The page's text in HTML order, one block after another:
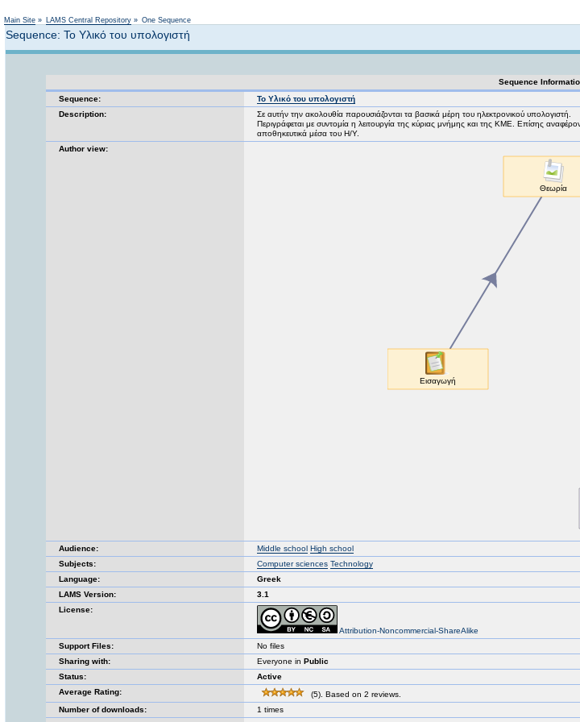
Main Site » LAMS Central Repository » One Sequence
Sequence: Το Υλικό του υπολογιστή
Sequence
Sequence:
Το Υλικό του υπολογιστή
Description:
Σε αυτήν την ακολουθία παρουσιάζονται τα βασικά μέρη του ηλεκτρονικού υπολογιστή.
Περιγράφεται με συντομία η λειτουργία της κύριας μνήμης και της ΚΜΕ. Επίσης
αποθηκευτικά μέσα του Η/Υ.
Author view:
Audience: Middle school High school
Subjects:
Computer sciences Technology
Language:
Greek
LAMS Version:
3.1
License:
Attribution-Noncommercial-ShareAlike
Support Files:
No files
Sharing with:
Everyone in Public
Status:
Active
Average Rating:
(5). Based on 2 reviews.
Number of downloads:
1 times